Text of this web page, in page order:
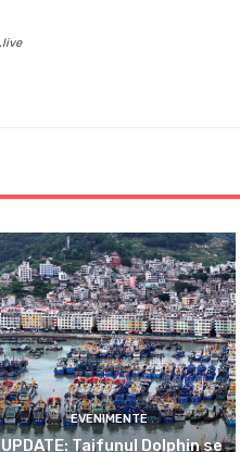
EVENIMENTE
UPDATE: Taifunul Dolphin se